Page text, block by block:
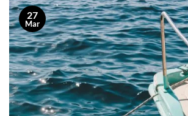
27
Mar